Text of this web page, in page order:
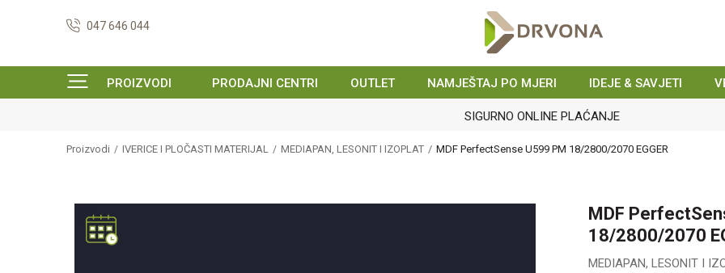
047 646 044
PROIZVODI PRODAJNI CENTRI OUTLET NAMJEŠTAJ PO MJERI IDEJE & SAVJETI
SIGURNO ONLINE PLAĆANJE
Proizvodi IVERICE I PLOČASTI MATERIJAL MEDIAPAN, LESONIT I IZOPLAT MDF PerfectSense U599 PM 18/2800/2070 EGGER
MDF
18/2800/2070
MEDIAPAN, LESONIT I